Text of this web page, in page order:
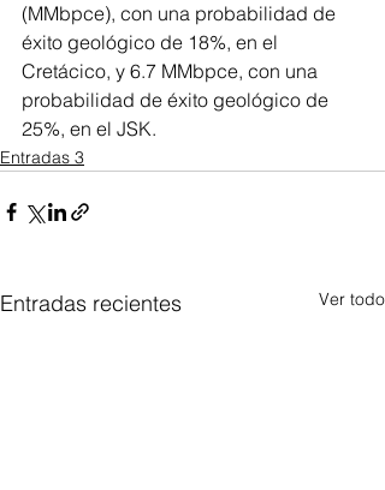
(MMbpce), con una probabilidad de
éxito geológico de 18%, en el
Cretácico, y 6.7 MMbpce, con una
probabilidad de éxito geológico de
25%, en el JSK.
Entradas 3
Entradas recientes Ver todo